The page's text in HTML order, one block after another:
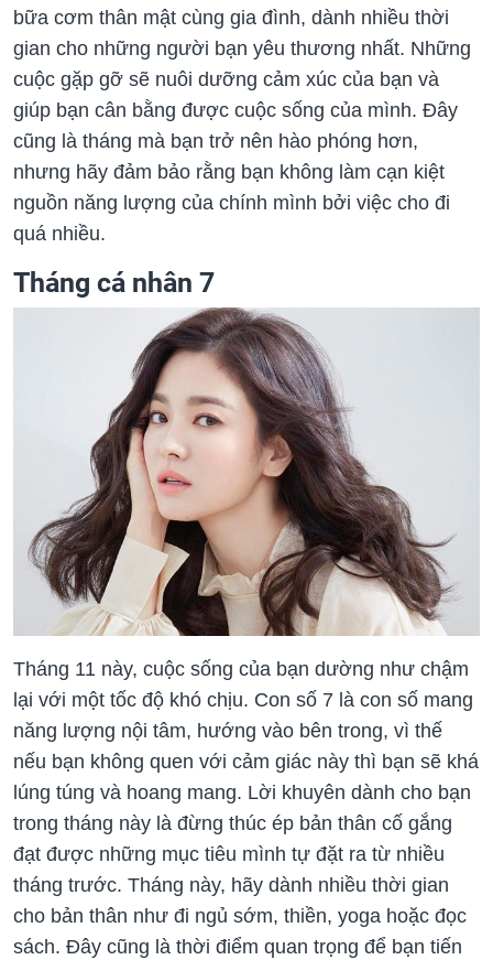
bữa cơm thân mật cùng gia đình, dành nhiều thời
gian cho những người bạn yêu thương nhất. Những
cuộc gặp gỡ sẽ nuôi dưỡng cảm xúc của bạn và
giúp bạn cân bằng được cuộc sống của mình. Đây
cũng là tháng mà bạn trở nên hào phóng hơn,
nhưng hãy đảm bảo rằng bạn không làm cạn kiệt
nguồn năng lượng của chính mình bởi việc cho đi
quá nhiều.
Tháng cá nhân 7
Tháng 11 này, cuộc sống của bạn dường như chậm
lại với một tốc độ khó chịu. Con số 7 là con số mang
năng lượng nội tâm, hướng vào bên trong, vì thế
nếu bạn không quen với cảm giác này thì bạn sẽ khá
lúng túng và hoang mang. Lời khuyên dành cho bạn
trong tháng này là đừng thúc ép bản thân cố gắng
đạt được những mục tiêu mình tự đặt ra từ nhiều
tháng trước. Tháng này, hãy dành nhiều thời gian
cho bản thân như đi ngủ sớm, thiền, yoga hoặc đọc
sách. Đây cũng là thời điểm quan trọng để bạn tiến